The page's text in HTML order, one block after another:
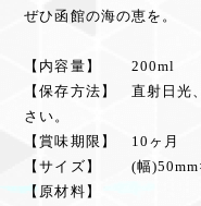
ぜひ函館の海の恵を。
【内容量】 200ml
【保存方法】 直射日光
さい。
【賞味期限】 10ヶ月
【サイズ】 (幅
【原材料】